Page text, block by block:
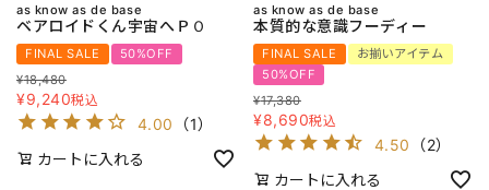
as know as de base
ベアロイドくん宇宙へＰＯ
FINAL SALE
50%OFF
¥18,480
¥9,240税込
4.00 （1）
カートに入れる
as know as de base
本質的な意識フーディー
FINAL SALE
お揃いアイテム
50%OFF
¥17,380
¥8,690税込
4.50 （2）
カートに入れる